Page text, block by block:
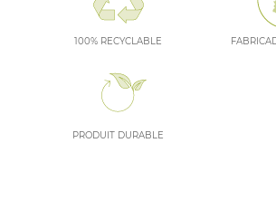
100% RECYCLABLE
PRODUIT DURABLE